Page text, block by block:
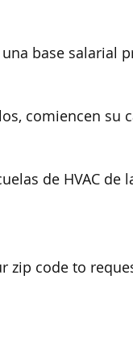
base salarial
comiencen su
de HVAC de
zip code to